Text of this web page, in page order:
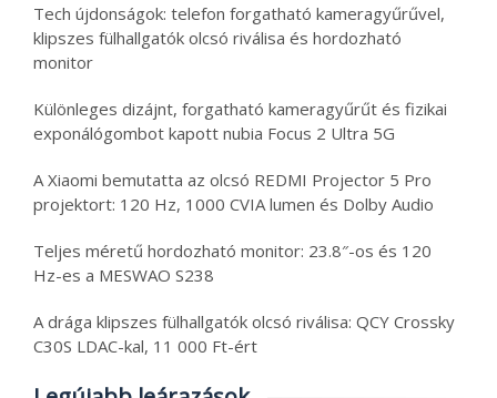
Tech újdonságok: telefon forgatható kameragyűrűvel,
klipszes fülhallgatók olcsó riválisa és hordozható
monitor
Különleges dizájnt, forgatható kameragyűrűt és fizikai
exponálógombot kapott nubia Focus 2 Ultra 5G
A Xiaomi bemutatta az olcsó REDMI Projector 5 Pro
projektort: 120 Hz, 1000 CVIA lumen és Dolby Audio
Teljes méretű hordozható monitor: 23.8″-os és 120
Hz-es a MESWAO S238
A drága klipszes fülhallgatók olcsó riválisa: QCY Crossky
C30S LDAC-kal, 11 000 Ft-ért